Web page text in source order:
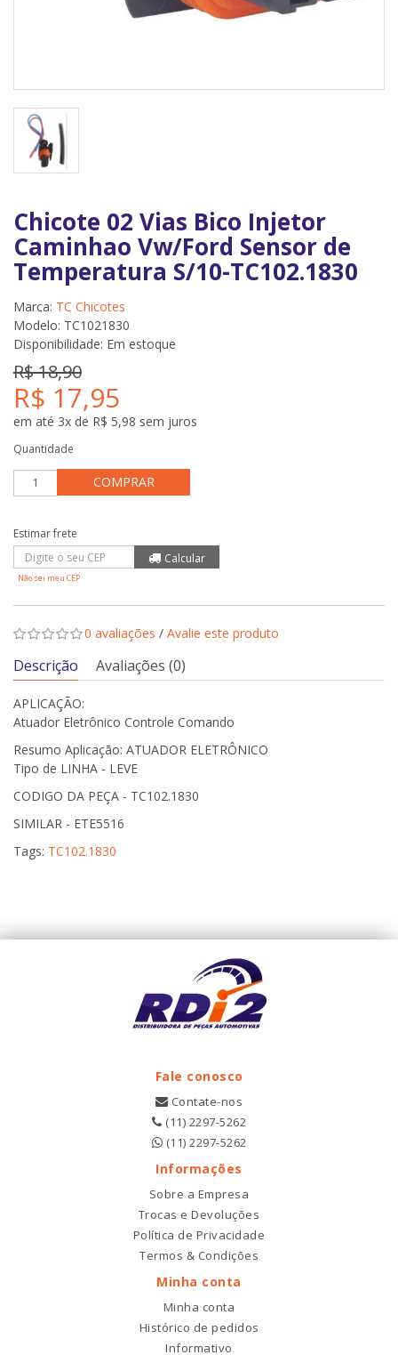
Chicote 02 Vias Bico Injetor
Caminhao Vw/Ford Sensor de
Temperatura S/10-TC102.1830
Marca: TC Chicotes
Modelo: TC1021830
Disponibilidade: Em estoque
R$ 18,90
R$ 17,95
em até 3x de R$ 5,98 sem juros
Quantidade
COMPRAR
Não sei meu CEP
0 avaliações / Avalie este produto
Descrição Avaliações (0)
APLICAÇÃO:
Atuador Eletrônico Controle Comando
Resumo Aplicação: ATUADOR ELETRÔNICO
Tipo de LINHA - LEVE
CODIGO DA PEÇA - TC102.1830
SIMILAR - ETE5516
Tags: TC102.1830
Fale conosco
Contate-nos
(11) 2297-5262
(11) 2297-5262
Informações
Sobre a Empresa
Trocas e Devoluções
Política de Privacidade
Termos & Condições
Minha conta
Minha conta
Histórico de pedidos
Informativo